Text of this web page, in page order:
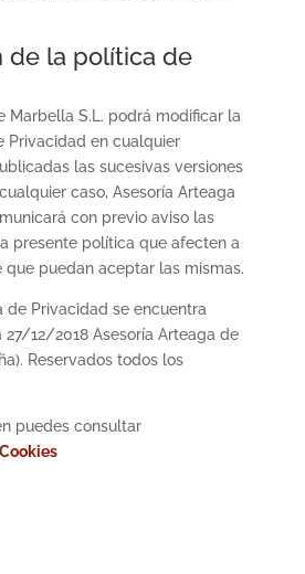
de la política de
Marbella S.L. podrá modificar la
Privacidad en cualquier
las sucesivas versiones
caso, Asesoría Arteaga
con previo aviso las
presente política que afecten a
que puedan aceptar las mismas.
de Privacidad se encuentra
12/2018 Asesoría Arteaga de
Reservados todos los
puedes consultar